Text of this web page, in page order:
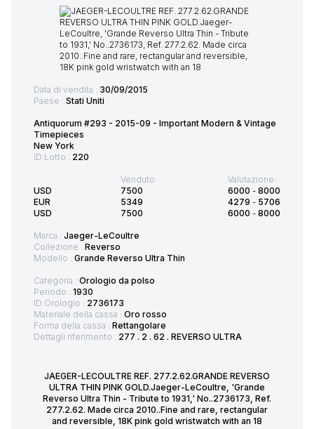
Data di vendita : 30/09/2015
Paese : Stati Uniti
Antiquorum #293 - 2015-09 - Important Modern & Vintage
Timepieces
New York
ID Lotto : 220
USD
EUR
USD
Venduto:
7500
5349
7500
Valutazione:
6000 - 8000
4279 - 5706
6000 - 8000
Marca : Jaeger-LeCoultre
Collezione : Reverso
Modello : Grande Reverso Ultra Thin
Categoria : Orologio da polso
Periodo : 1930
ID Orologio : 2736173
Materiale della cassa : Oro rosso
Forma della cassa : Rettangolare
Dettagli riferimento : 277 . 2 . 62 . REVERSO ULTRA
JAEGER-LECOULTRE REF. 277.2.62.GRANDE REVERSO
ULTRA THIN PINK GOLD.Jaeger-LeCoultre, 'Grande
Reverso Ultra Thin - Tribute to 1931,' No..2736173, Ref.
277.2.62. Made circa 2010..Fine and rare, rectangular
and reversible, 18K pink gold wristwatch with an 18